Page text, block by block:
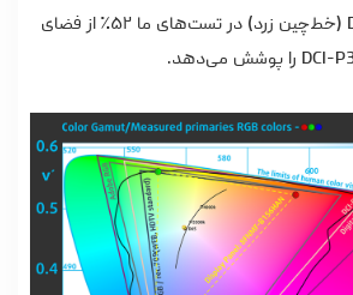
پنل Dell Vostro 3520 (خط‌چین زرد) در تست‌های ما ۵۲٪ از فضای